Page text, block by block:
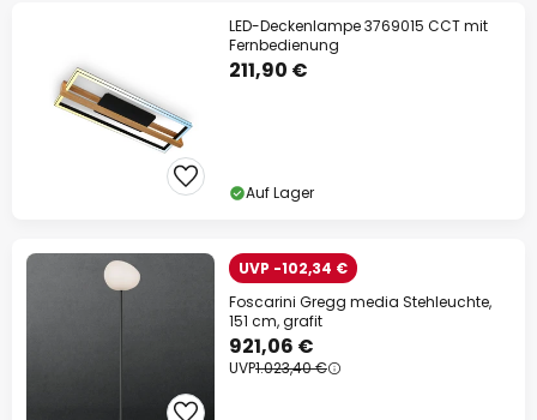
LED-Deckenlampe 3769015 CCT mit
Fernbedienung
211,90 €
Auf Lager
UVP -102,34 €
Foscarini Gregg media Stehleuchte,
151 cm, grafit
921,06 €
UVP1.023,40 €